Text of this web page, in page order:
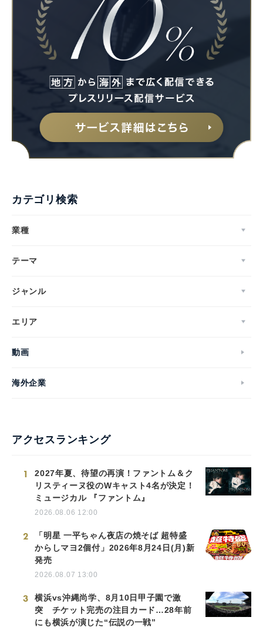
カテゴリ検索
業種
テーマ
ジャンル
エリア
動画
海外企業
アクセスランキング
1
2027年夏、待望の再演！ファントム＆ク
リスティーヌ役のWキャスト4名が決定！
ミュージカル 『ファントム』
2026.08.06 12:00
2
「明星 一平ちゃん夜店の焼そば 超特盛
からしマヨ2個付」2026年8月24日(月)新
発売
2026.08.07 13:00
3
横浜vs沖縄尚学、8月10日甲子園で激
突 チケット完売の注目カード…28年前
にも横浜が演じた“伝説の一戦”